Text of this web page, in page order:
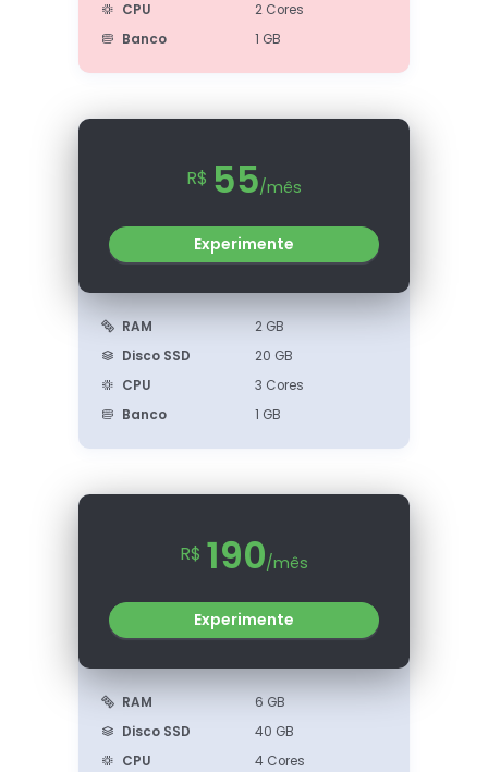
CPU
2 Cores
Banco
1 GB
R$ 55/mês
Experimente
RAM
2 GB
Disco SSD
20 GB
CPU
3 Cores
Banco
1 GB
R$ 190/mês
Experimente
RAM
6 GB
Disco SSD
40 GB
CPU
4 Cores